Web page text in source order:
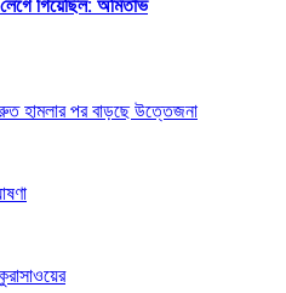
গিয়েছিল: অমিতাভ
হামলার পর বাড়ছে উত্তেজনা